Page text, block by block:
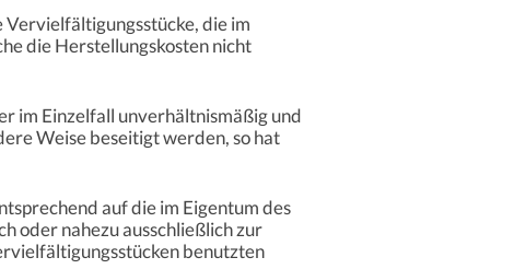
die im
die Herstellungskosten nicht
im Einzelfall unverhältnismäßig und
Weise beseitigt werden, so hat
auf die im Eigentum des
oder nahezu ausschließlich zur
benutzten